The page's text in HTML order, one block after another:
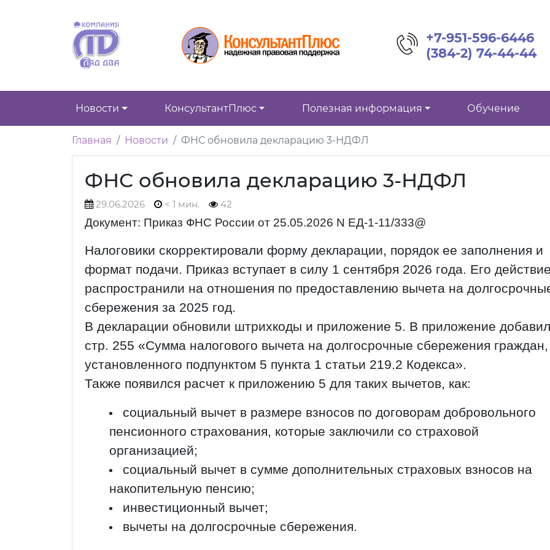
+7-951-596-6446
(384-2) 74-44-44
Новости КонсультантПлюс Полезная информация Обучение
Главная Новости ФНС обновила декларацию 3-НДФЛ
ФНС обновила декларацию 3-НДФЛ
29.06.2026 < 1 мин. 42
Документ: Приказ ФНС России от 25.05.2026 N ЕД-1-11/333@
Налоговики скорректировали форму декларации, порядок ее заполнения и
формат подачи. Приказ вступает в силу 1 сентября 2026 года. Его
распространили на отношения по предоставлению вычета на
сбережения за 2025 год.
В декларации обновили штрихкоды и приложение 5. В приложение
стр. 255 «Сумма налогового вычета на долгосрочные сбережения граждан,
установленного подпунктом 5 пункта 1 статьи 219.2 Кодекса».
Также появился расчет к приложению 5 для таких вычетов, как:
социальный вычет в размере взносов по договорам добровольного
пенсионного страхования, которые заключили со страховой
организацией;
социальный вычет в сумме дополнительных страховых взносов на
накопительную пенсию;
инвестиционный вычет;
вычеты на долгосрочные сбережения.